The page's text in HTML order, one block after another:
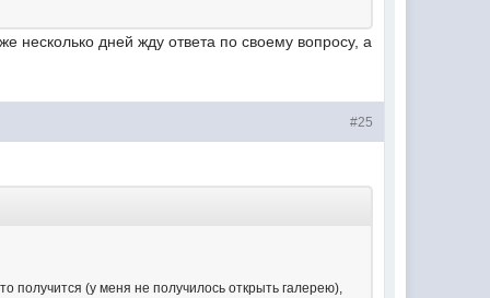
несколько дней жду ответа по своему вопросу, а
#25
получится (у меня не получилось открыть галерею),